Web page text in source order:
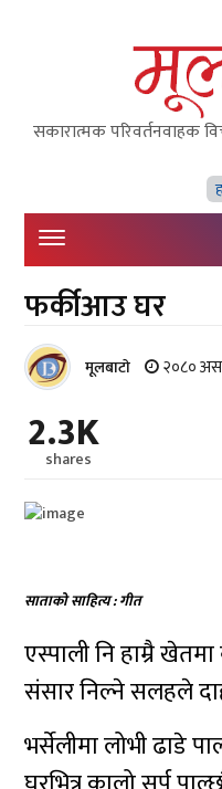
सकारात्मक परिवर्तनवाहक
फर्कीआउ घर
मूलबाटाे २०८०
2.3K
shares
साताको साहित्य : गीत
एस्पाली नि हाम्रै
संसार निल्ने सलहले
भर्सेलीमा लोभी ढाडे